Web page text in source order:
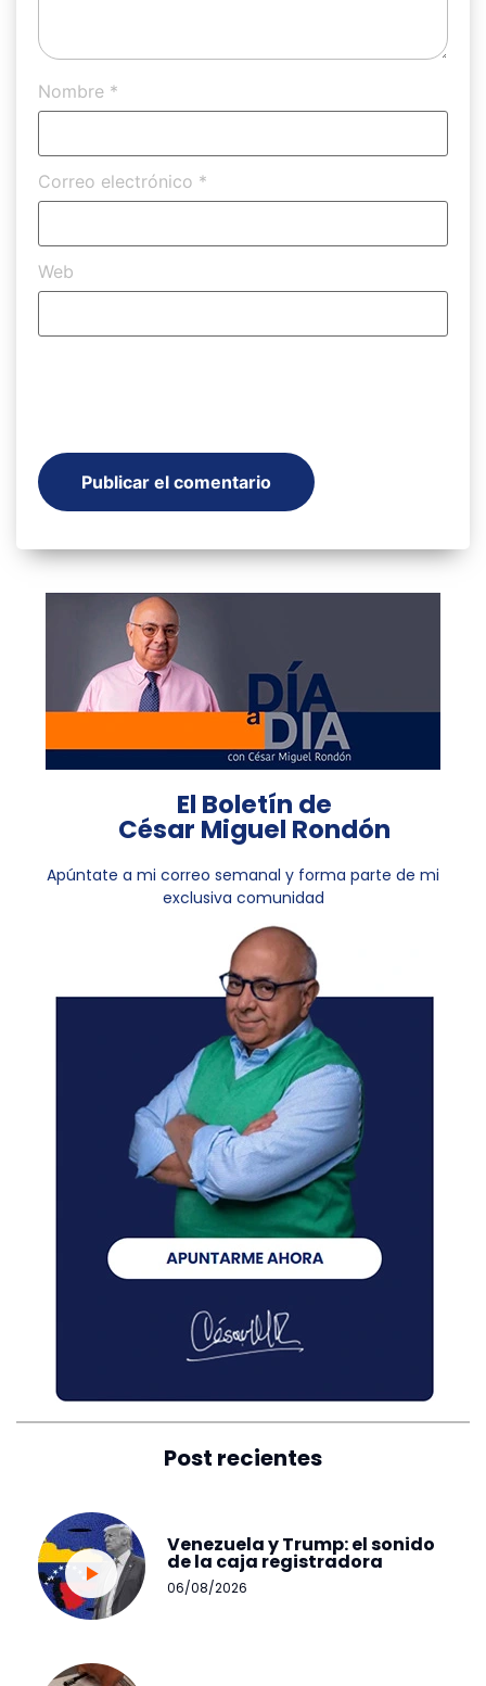
Nombre *
Correo electrónico *
Web
El Boletín de
César Miguel Rondón
Apúntate a mi correo semanal y forma parte de mi
exclusiva comunidad
Post recientes
Venezuela y Trump: el sonido
de la caja registradora
06/08/2026